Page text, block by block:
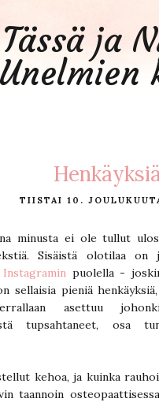
Tässä ja
Unelmien
TIISTAI 10.
minusta ei ole tullut
Sisäistä olotilaa on
Instagramin puolella -
sellaisia pieniä
asettuu
tupsahtaneet, osa
kehoa, ja kuinka
taannoin